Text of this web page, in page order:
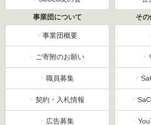
事業団について
事業団概要
ご寄附のお願い
職員募集
契約・入札情報
広告募集
そ